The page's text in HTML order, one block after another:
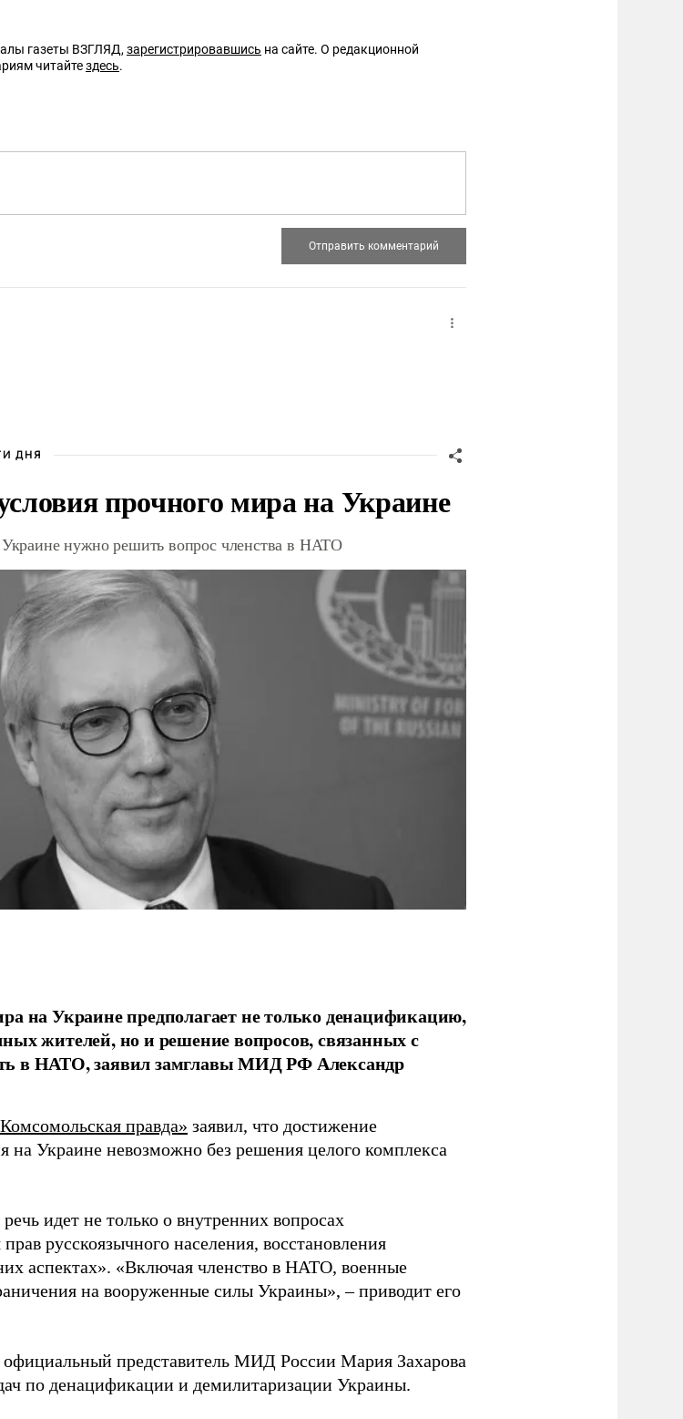
газеты ВЗГЛЯД,зарегистрировавшись на сайте. О редакционной
читайтездесь.
ДНЯ
прочного мира на Украине
нужно решить вопрос членства в НАТО
на Украине предполагает не только денацификацию,
жителей, но и решение вопросов, связанных с
в НАТО, заявил замглавы МИД РФ Александр
правда» заявил, что достижение
на Украине невозможно без решения целого комплекса
идет не только о внутренних вопросах
русскоязычного населения, восстановления
аспектах». «Включая членство в НАТО, военные
на вооруженные силы Украины», – приводит его
представитель МИД России Мария Захарова
по денацификации и демилитаризации Украины.